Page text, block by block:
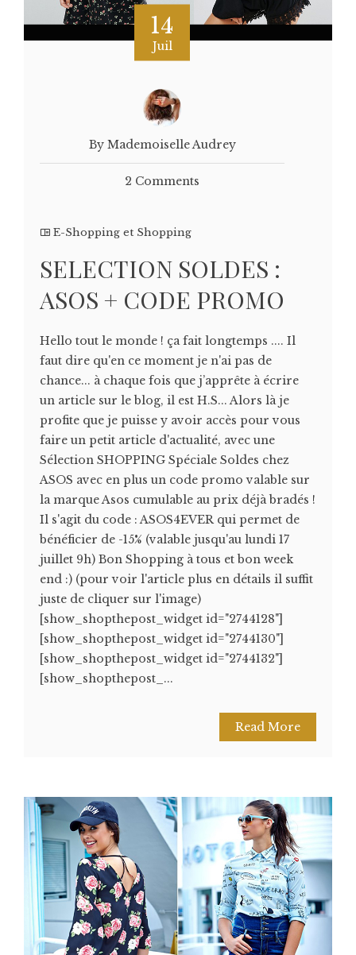
14
Juil
By Mademoiselle Audrey
2 Comments
E-Shopping et Shopping
SELECTION SOLDES :
ASOS + CODE PROMO
Hello tout le monde ! ça fait longtemps .... Il
faut dire qu'en ce moment je n'ai pas de
chance... à chaque fois que j’apprête à écrire
un article sur le blog, il est H.S... Alors là je
profite que je puisse y avoir accès pour vous
faire un petit article d'actualité, avec une
Sélection SHOPPING Spéciale Soldes chez
ASOS avec en plus un code promo valable sur
la marque Asos cumulable au prix déjà bradés !
Il s'agit du code : ASOS4EVER qui permet de
bénéficier de -15% (valable jusqu'au lundi 17
juillet 9h) Bon Shopping à tous et bon week
end :) (pour voir l'article plus en détails il suffit
juste de cliquer sur l'image)
[show_shopthepost_widget id="2744128"]
[show_shopthepost_widget id="2744130"]
[show_shopthepost_widget id="2744132"]
[show_shopthepost_...
Read More